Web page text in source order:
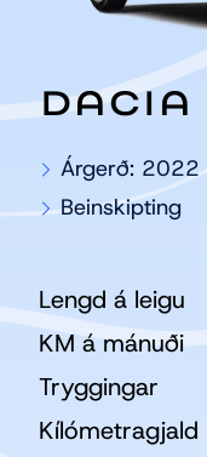
DACIA
Árgerð: 2022
Beinskipting
Lengd á leigu
KM á mánuði
Tryggingar
Kílómetragjald